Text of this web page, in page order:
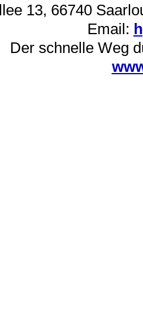
13, 66740
Email:
Der schnelle Weg